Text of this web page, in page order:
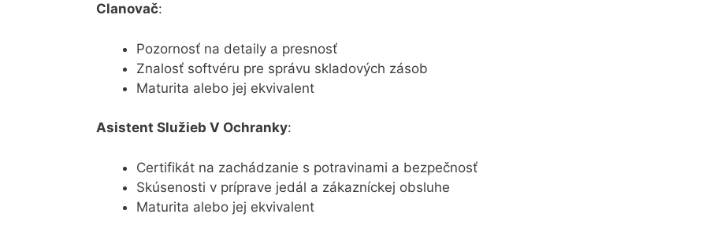
Clanovač:
Pozornosť na detaily a presnosť
Znalosť softvéru pre správu skladových zásob
Maturita alebo jej ekvivalent
Asistent Služieb V Ochranky:
Certifikát na zachádzanie s potravinami a bezpečnosť
Skúsenosti v príprave jedál a zákazníckej obsluhe
Maturita alebo jej ekvivalent